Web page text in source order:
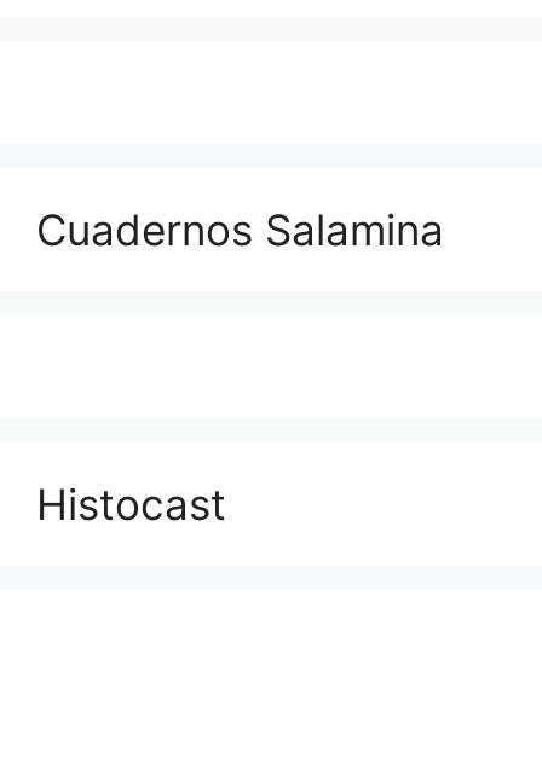
Cuadernos Salamina
Histocast